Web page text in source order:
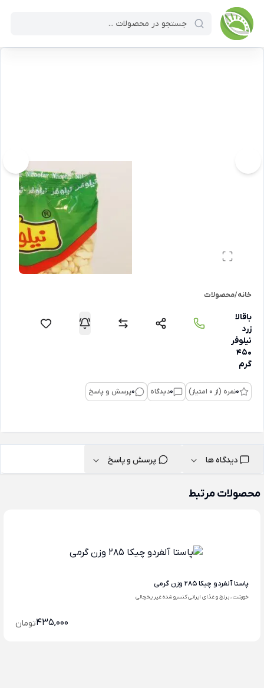
خانه/محصولات
باقالا
زرد
نیلوفر
450
گرم
0نمره (از 0 امتیاز) 0دیدگاه 0پرسش و پاسخ
دیدگاه ها پرسش و پاسخ
محصولات مرتبط
پاستا آلفردو چیکا 285 وزن گرمی
خورشت ، برنج و غذای ایرانی کنسرو شده غیر یخچالی
435,000تومان